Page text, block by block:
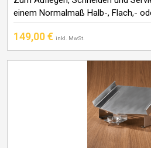
einem Normalmaß Halb-, Flach,-
Tropfschale aus Glas Außenmaß:
149,00€ inkl. MwSt.